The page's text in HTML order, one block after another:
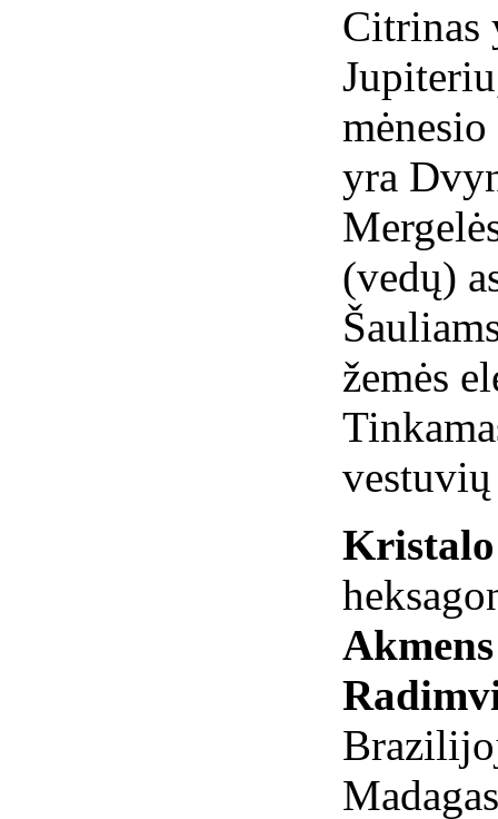
Citrinas
yra
(vedų)
žemės